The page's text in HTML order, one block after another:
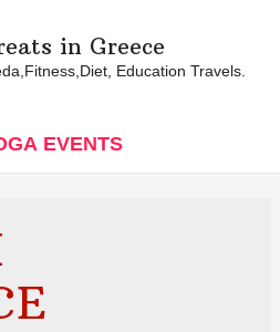
in Greece
Education Travels.
EVENTS